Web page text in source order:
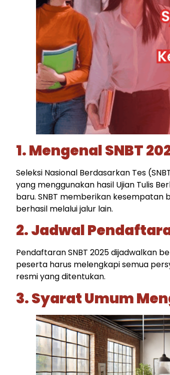
1. Mengenal SNBT
Seleksi Nasional Berdasarkan Tes
yang menggunakan hasil Ujian Tulis
baru. SNBT memberikan kesempatan
berhasil melalui jalur lain.​
2. Jadwal
Pendaftaran SNBT 2025 dijadwalkan
peserta harus melengkapi semua
resmi yang ditentukan.​
3. Syarat Umum